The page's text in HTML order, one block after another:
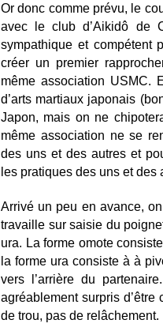
Or donc comme prévu, le
avec le club d’Aikidô de
sympathique et compétent
créer un premier
même association USMC.
d’arts martiaux japonais
Japon, mais on ne
même association ne se
des uns et des autres et
les pratiques des uns et des
Arrivé un peu en avance,
travaille sur saisie du
ura. La forme omote
la forme ura consiste à à
vers l’arrière du
agréablement surpris
de trou, pas de relâchement.